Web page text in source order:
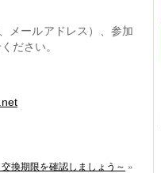
メールアドレス）、参加
ださい。
換期限を確認しましょう～ »